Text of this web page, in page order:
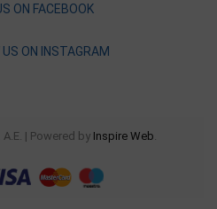
ON FACEBOOK
US ON INSTAGRAM
| Powered by Inspire Web.